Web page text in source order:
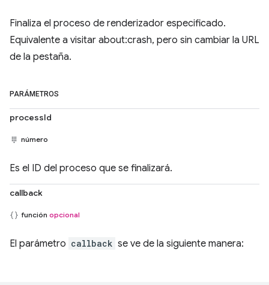
Finaliza el proceso de renderizador especificado.
Equivalente a visitar about:crash, pero sin cambiar la URL
de la pestaña.
PARÁMETROS
processId
número
Es el ID del proceso que se finalizará.
callback
función opcional
El parámetro callback se ve de la siguiente manera: